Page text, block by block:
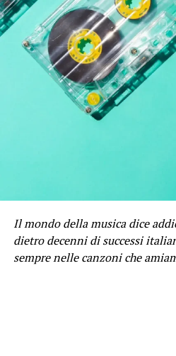
Il mondo della musica dice
dietro decenni di successi
sempre nelle canzoni che